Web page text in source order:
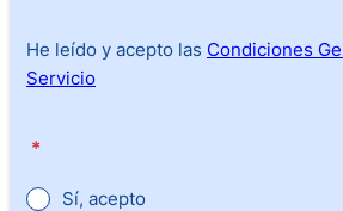
He leído y acepto las Condiciones
Servicio
*
Sí, acepto